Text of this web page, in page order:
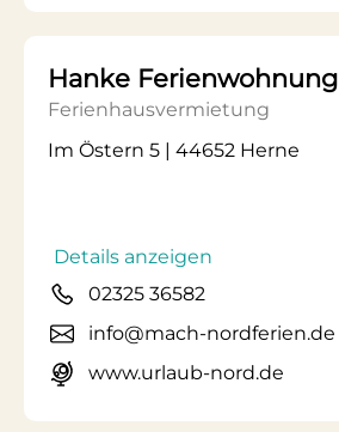
Hanke Ferienwohnung
Ferienhausvermietung
Im Östern 5 | 44652 Herne
Details anzeigen
02325 36582
info@mach-nordferien.de
www.urlaub-nord.de